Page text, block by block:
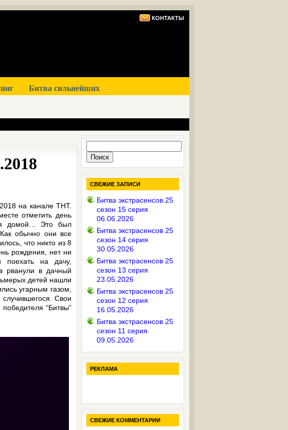
КОНТАКТЫ
Битва сильнейших
на канале ТНТ.
отметить день
домой… Это был
обычно они все
что никто из 8
рождения, нет ни
на дачу,
рванули в дачный
детей нашли
угарным газом,
Свои
“Битвы”
СВЕЖИЕ ЗАПИСИ
Битва экстрасенсов 25
сезон 15 серия
06.06.2026
Битва экстрасенсов 25
сезон 14 серия
30.05.2026
Битва экстрасенсов 25
сезон 13 серия
23.05.2026
Битва экстрасенсов 25
сезон 12 серия
16.05.2026
Битва экстрасенсов 25
сезон 11 серия
09.05.2026
РЕКЛАМА
СВЕЖИЕ КОММЕНТАРИИ